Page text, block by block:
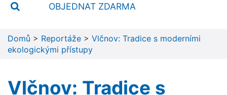
OBJEDNAT ZDARMA
Domů > Reportáže > Vlčnov: Tradice s moderními
ekologickými přístupy
Vlčnov: Tradice s